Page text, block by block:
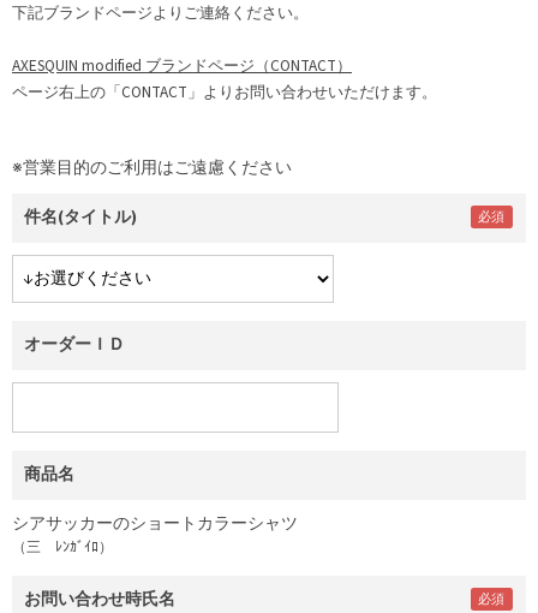
下記ブランドページよりご連絡ください。
AXESQUIN modified ブランドページ（CONTACT）
ページ右上の「CONTACT」よりお問い合わせいただけます。
※営業目的のご利用はご遠慮ください
件名(タイトル)
オーダーＩＤ
商品名
シアサッカーのショートカラーシャツ
（三 ﾚﾝｶﾞｲﾛ）
お問い合わせ時氏名